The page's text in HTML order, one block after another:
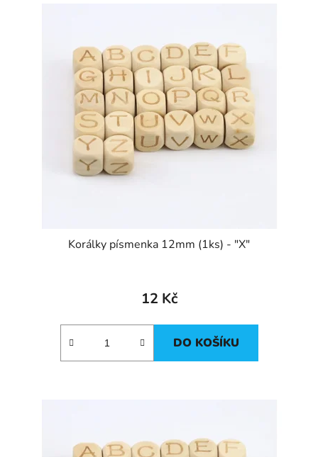
Korálky písmenka 12mm (1ks) - "X"
12 Kč
DO KOŠÍKU